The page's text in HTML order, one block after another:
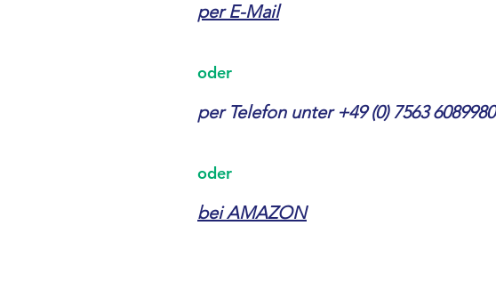
per E-Mail
oder
per Telefon unter +49 (0) 7563 6089980
oder
bei AMAZON